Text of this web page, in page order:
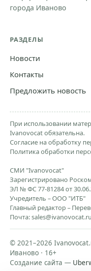
города Иваново
РАЗДЕЛЫ
Новости
Контакты
Предложить новость
При использовании
Ivanovocat обязательна.
Согласие на обработку
Политика обработки
СМИ "Ivanovocat"
Зарегистрировано
ЭЛ № ФС 77-81284 от
Учредитель – ООО "ИТБ"
Главный редактор –
Почта:sales@ivanovocat.ru
© 2021–2026
Иваново · 16+
Создание сайта —